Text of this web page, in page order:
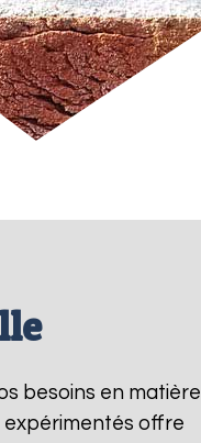
besoins en matière
expérimentés offre